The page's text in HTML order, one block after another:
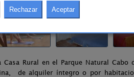
Casa Rural en el Parque Natural Cabo
de alquiler íntegro o por